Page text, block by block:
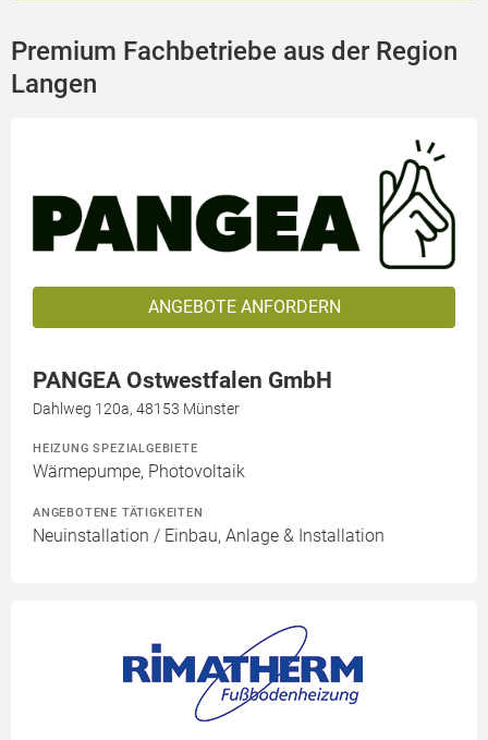
Premium Fachbetriebe aus der Region
Langen
ANGEBOTE ANFORDERN
PANGEA Ostwestfalen GmbH
Dahlweg 120a, 48153 Münster
HEIZUNG SPEZIALGEBIETE
Wärmepumpe, Photovoltaik
ANGEBOTENE TÄTIGKEITEN
Neuinstallation / Einbau, Anlage & Installation